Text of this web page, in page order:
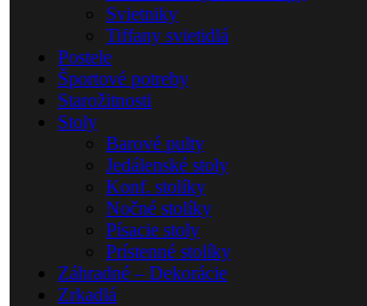
Svietniky
Tiffany svietidlá
Postele
Športové potreby
Starožitnosti
Stoly
Barové pulty
Jedálenské stoly
Konf. stolíky
Nočné stolíky
Písacie stoly
Prístenné stolíky
Záhradné – Dekorácie
Zrkadlá